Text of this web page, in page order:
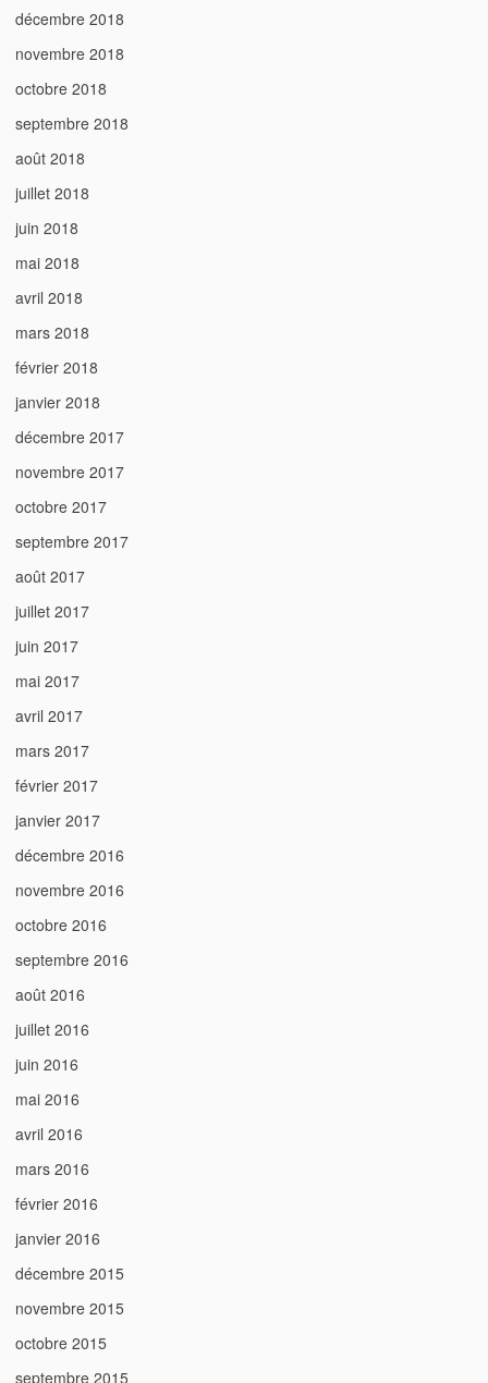
décembre 2018
novembre 2018
octobre 2018
septembre 2018
août 2018
juillet 2018
juin 2018
mai 2018
avril 2018
mars 2018
février 2018
janvier 2018
décembre 2017
novembre 2017
octobre 2017
septembre 2017
août 2017
juillet 2017
juin 2017
mai 2017
avril 2017
mars 2017
février 2017
janvier 2017
décembre 2016
novembre 2016
octobre 2016
septembre 2016
août 2016
juillet 2016
juin 2016
mai 2016
avril 2016
mars 2016
février 2016
janvier 2016
décembre 2015
novembre 2015
octobre 2015
septembre 2015